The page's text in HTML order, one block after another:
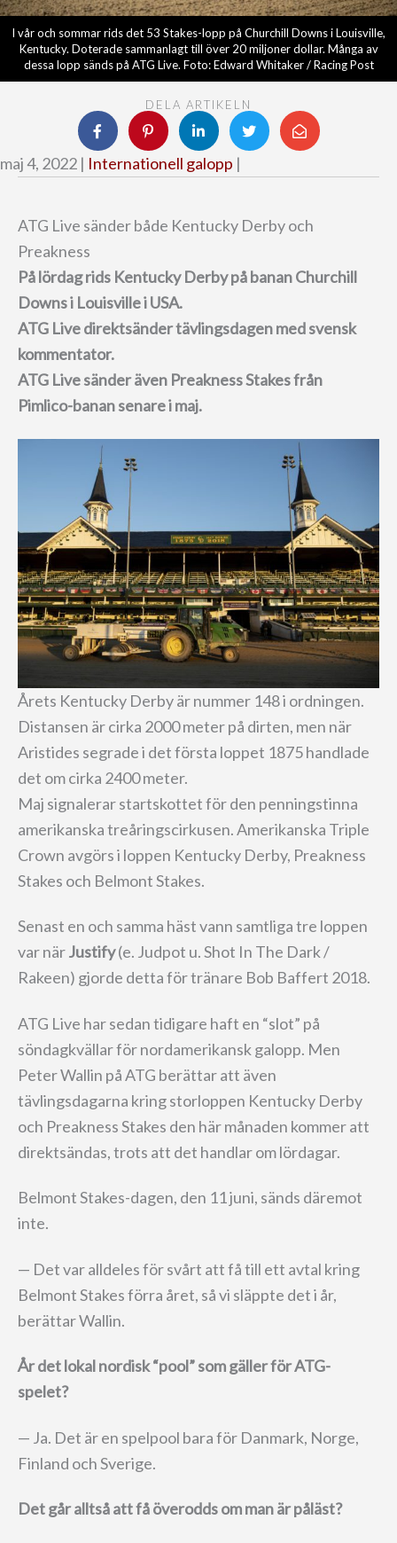
I vår och sommar rids det 53 Stakes-lopp på Churchill Downs i Louisville,
Kentucky. Doterade sammanlagt till över 20 miljoner dollar. Många av
dessa lopp sänds på ATG Live. Foto: Edward Whitaker / Racing Post
DELA ARTIKELN
maj 4, 2022 | Internationell galopp |
ATG Live sänder både Kentucky Derby och
Preakness
På lördag rids Kentucky Derby på banan Churchill
Downs i Louisville i USA.
ATG Live direktsänder tävlingsdagen med svensk
kommentator.
ATG Live sänder även Preakness Stakes från
Pimlico-banan senare i maj.
Årets Kentucky Derby är nummer 148 i ordningen.
Distansen är cirka 2000 meter på dirten, men när
Aristides segrade i det första loppet 1875 handlade
det om cirka 2400 meter.
Maj signalerar startskottet för den penningstinna
amerikanska treåringscirkusen. Amerikanska Triple
Crown avgörs i loppen Kentucky Derby, Preakness
Stakes och Belmont Stakes.
Senast en och samma häst vann samtliga tre loppen
var närJustify(e. Judpot u. Shot In The Dark /
Rakeen) gjorde detta för tränare Bob Baffert 2018.
ATG Live har sedan tidigare haft en “slot” på
söndagkvällar för nordamerikansk galopp. Men
Peter Wallin på ATG berättar att även
tävlingsdagarna kring storloppen Kentucky Derby
och Preakness Stakes den här månaden kommer att
direktsändas, trots att det handlar om lördagar.
Belmont Stakes-dagen, den 11 juni, sänds däremot
inte.
— Det var alldeles för svårt att få till ett avtal kring
Belmont Stakes förra året, så vi släppte det i år,
berättar Wallin.
År det lokal nordisk “pool” som gäller för ATG-
spelet?
— Ja. Det är en spelpool bara för Danmark, Norge,
Finland och Sverige.
Det går alltså att få överodds om man är påläst?